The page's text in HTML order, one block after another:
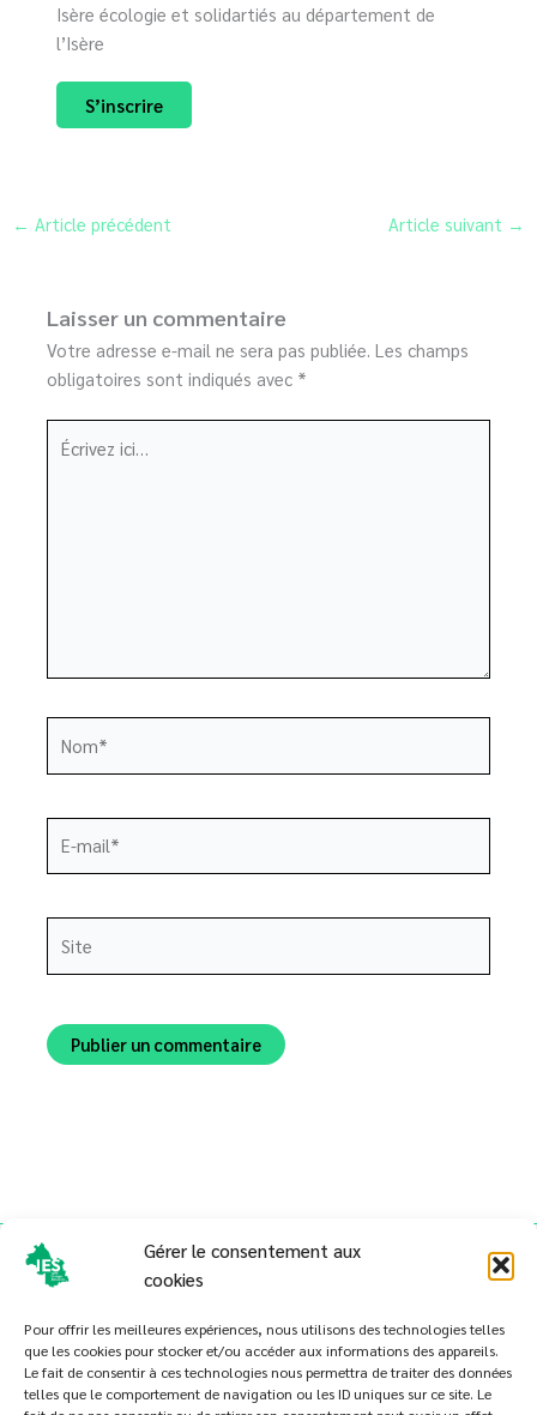
Gérer le consentement aux
cookies
Pour offrir les meilleures expériences, nous utilisons des technologies telles
que les cookies pour stocker et/ou accéder aux informations des appareils.
Le fait de consentir à ces technologies nous permettra de traiter des données
telles que le comportement de navigation ou les ID uniques sur ce site. Le
Isère écologie et solidartiés au département de
l’Isère
S’inscrire
← Article précédent Article suivant →
Laisser un commentaire
Votre adresse e-mail ne sera pas publiée. Les champs
obligatoires sont indiqués avec *
ici…
mail*